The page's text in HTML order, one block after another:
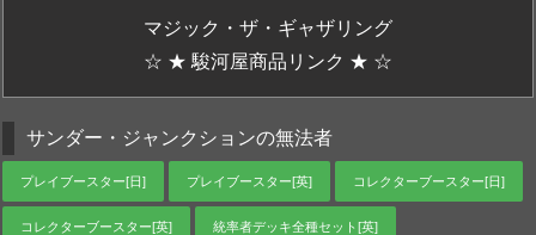
マジック・ザ・ギャザリング
☆ ★ 駿河屋商品リンク ★ ☆
サンダー・ジャンクションの無法者
プレイブースター[日] プレイブースター[英] コレクターブースター[日]
コレクターブースター[英] 統率者デッキ全種セット[英]